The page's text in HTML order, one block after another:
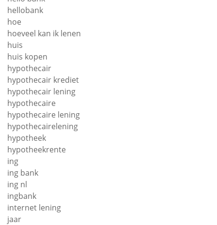
hellobank
hoe
hoeveel kan ik lenen
huis
huis kopen
hypothecair
hypothecair krediet
hypothecair lening
hypothecaire
hypothecaire lening
hypothecairelening
hypotheek
hypotheekrente
ing
ing bank
ing nl
ingbank
internet lening
jaar